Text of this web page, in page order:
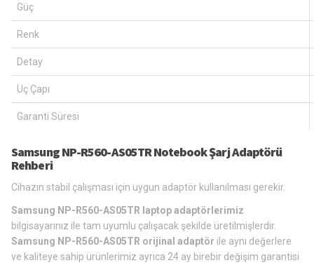
Güç
Renk
Detay
Uç Çapı
Garanti Süresi
Samsung NP-R560-AS05TR Notebook Şarj Adaptörü
Rehberi
Cihazın stabil çalışması için uygun adaptör kullanılması gerekir.
Samsung NP-R560-AS05TR laptop adaptörlerimiz
bilgisayarınız ile tam uyumlu çalışacak şekilde üretilmişlerdir.
Samsung NP-R560-AS05TR orijinal adaptör ile aynı değerlere
ve kaliteye sahip ürünlerimiz ayrıca 24 ay birebir değişim garantisi